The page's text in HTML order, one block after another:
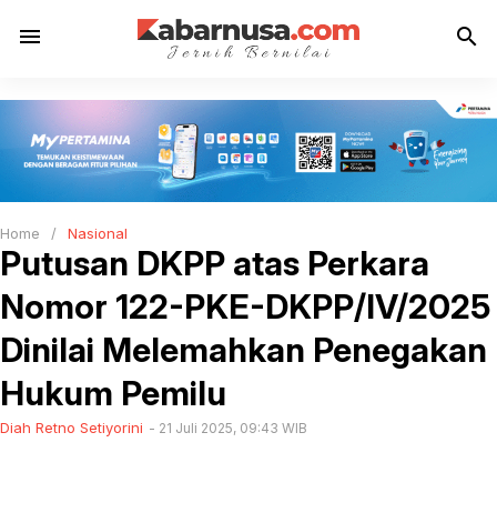
menu search
Home / Nasional
Putusan DKPP atas Perkara
Nomor 122-PKE-DKPP/IV/2025
Dinilai Melemahkan Penegakan
Hukum Pemilu
Diah Retno Setiyorini 21 Juli 2025, 09:43 WIB